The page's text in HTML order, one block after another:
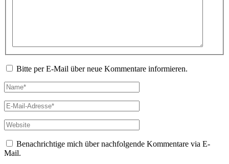
Bitte per E-Mail über neue Kommentare informieren.
Name*
E-
Mail-
Adresse*
Website
Benachrichtige mich über nachfolgende Kommentare via E-
Mail.